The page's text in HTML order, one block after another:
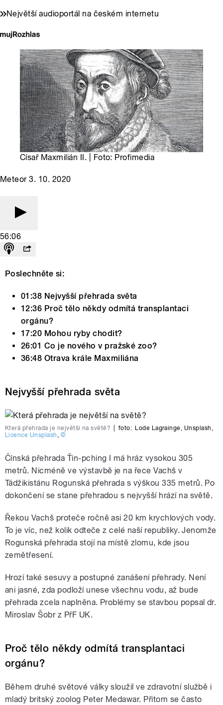
Největší audioportál na českém internetu
Císař Maxmilián II. | Foto: Profimedia
Meteor 3. 10. 2020
56:06
Poslechněte si:
01:38 Nejvyšší přehrada světa
12:36 Proč tělo někdy odmítá transplantaci
orgánu?
17:20 Mohou ryby chodit?
26:01 Co je nového v pražské zoo?
36:48 Otrava krále Maxmiliána
Nejvyšší přehrada světa
Která přehrada je největší na světě? foto: Lode Lagrainge, Unsplash ,
Licence Unsplash , ©
Čínská přehrada Ťin-pching I má hráz vysokou 305
metrů. Nicméně ve výstavbě je na řece Vachš v
Tádžikistánu Rogunská přehrada s výškou 335 metrů. Po
dokončení se stane přehradou s nejvyšší hrází na světě.
Řekou Vachš proteče ročně asi 20 km krychlových vody.
To je víc, než kolik odteče z celé naší republiky. Jenomže
Rogunská přehrada stojí na místě zlomu, kde jsou
zemětřesení.
Hrozí také sesuvy a postupné zanášení přehrady. Není
ani jasné, zda podloží unese všechnu vodu, až bude
přehrada zcela naplněna. Problémy se stavbou popsal dr.
Miroslav Šobr z PřF UK.
Proč tělo někdy odmítá transplantaci
orgánu?
Během druhé světové války sloužil ve zdravotní službě i
mladý britský zoolog Peter Medawar. Přitom se často